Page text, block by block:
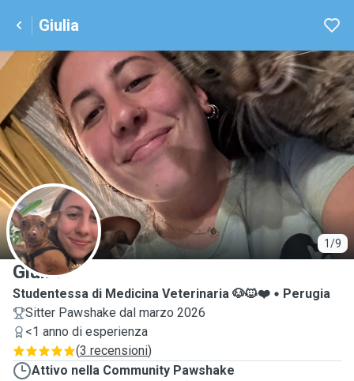
Giulia
1/9
G
Giulia
Studentessa di Medicina Veterinaria 🐶🐱❤️
Perugia
Sitter Pawshake dal marzo 2026
<1 anno di esperienza
(3 recensioni)
Attivo nella Community Pawshake